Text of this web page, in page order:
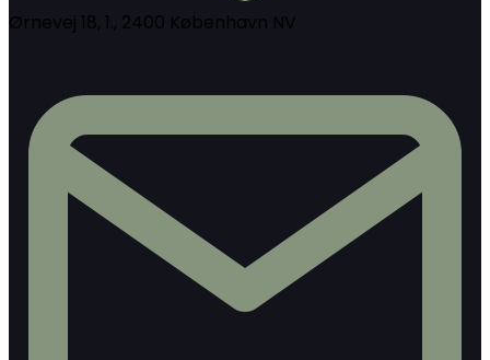
Ørnevej 18, 1., 2400 København NV